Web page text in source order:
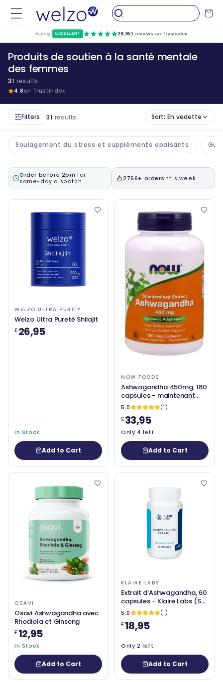
au
contenu
Chariot
Rating: EXCELLENT 28,951 reviews on Trustindex
Produits de soutien à la santé mentale
des femmes
31 results
4.8on Trustindex
Filters 31 results Sort: En vedette
Soulagement du stress et suppléments apaisants
Order before 2pm for
same-day dispatch
2766+ orders this week
WELZO ULTRA PURITY
Welzo Ultra Pureté Shilajit
£26,95
In Stock
Add to Cart
NOW FOODS
Ashwagandha 450mg, 180
capsules - maintenant
aliments
5.0
(1)
£33,95
Only 4 left
Add to Cart
OSAVI
Osavi Ashwagandha avec
Rhodiola et Ginseng
£12,95
In Stock
Add to Cart
KLAIRE LABS
Extrait d'Ashwagandha, 60
capsules - Klaire Labs (SFI
Health)
5.0
(1)
£18,95
Only 2 left
Add to Cart